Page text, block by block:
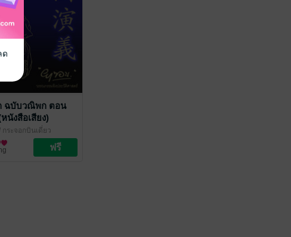
ฉบับวณิพก ตอน
นังสือเสียง)
/ กระจอกบินเดี่ยว
มทั่วไป
ด